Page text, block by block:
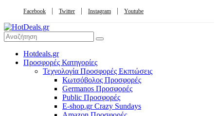
Facebook Twitter Instagram Youtube
Hotdeals.gr
Προσφορές Κατηγορίες
Τεχνολογία Προσφορές Εκπτώσεις
Κωτσόβολος Προσφορές
Germanos Προσφορές
Public Προσφορές
E-shop.gr Crazy Sundays